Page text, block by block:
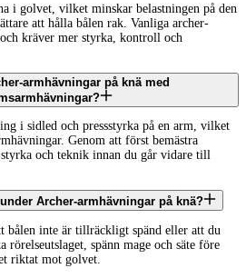
i golvet, vilket minskar belastningen på den
att hålla bålen rak. Vanliga archer-
kräver mer styrka, kontroll och
armhävningar på knä med
i sidled och pressstyrka på en arm, vilket
Genom att först bemästra
och teknik innan du går vidare till
Archer-armhävningar på knä?
bålen inte är tillräckligt spänd eller att du
spänn mage och säte före
riktat mot golvet.